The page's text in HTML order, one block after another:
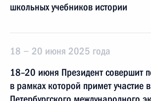
школьных учебников истории
18 − 20 июня 2025 года
18–20 июня Президент совершит
в рамках которой примет участие